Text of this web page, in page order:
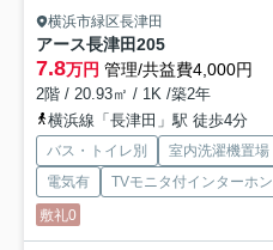
横浜市緑区長津田
アース長津田205
7.8万円 管理/共益費4,000円
2階 / 20.93㎡ / 1K /築2年
横浜線「長津田」駅 徒歩4分
バス・トイレ別 室内洗濯機置場
電気有
TVモニタ付インターホン
敷礼0